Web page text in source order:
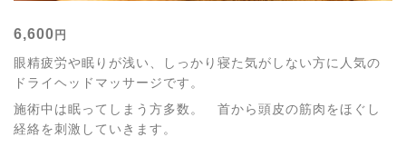
6,600 円
眼精疲労や眠りが浅い、しっかり寝た気がしない方に人気の
ドライヘッドマッサージです。
施術中は眠ってしまう方多数。 首から頭皮の筋肉をほぐし
経絡を刺激していきます。